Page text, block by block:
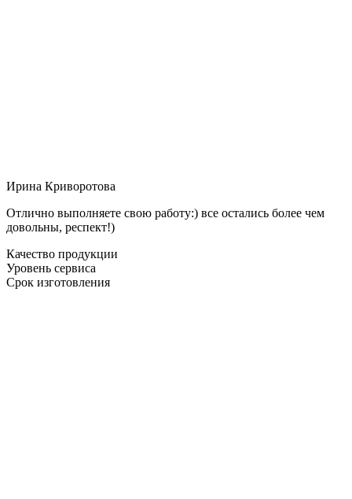
Ирина Криворотова
Отлично выполняете свою работу:) все остались более чем
довольны, респект!)
Качество продукции
Уровень сервиса
Срок изготовления